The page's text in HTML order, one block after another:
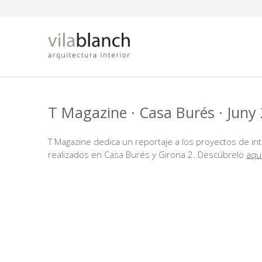
T Magazine · Casa Burés ·
T Magazine dedica un reportaje a los proyectos de
realizados en Casa Burés y Girona 2. Descúbrelo